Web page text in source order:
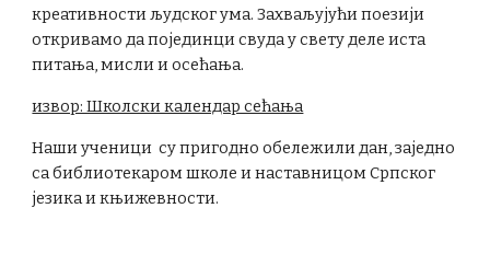
креативности људског ума. Захваљујући поезији
откривамо да појединци свуда у свету деле иста
питања, мисли и осећања.
извор: Школски календар сећања
Наши ученици су пригодно обележили дан, заједно
са библиотекаром школе и наставницом Српског
језика и књижевности.